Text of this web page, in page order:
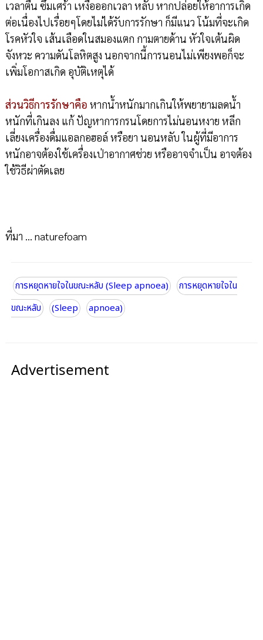
เวลาตื่น ซึมเศร้า เหงื่อออกเวลา หลับ หากปล่อยให้อาการเกิด
ต่อเนื่องไปเรื่อยๆโดยไม่ได้รับการรักษา ก็มีแนว โน้มที่จะเกิด
โรคหัวใจ เส้นเลือดในสมองแตก กามตายด้าน หัวใจเต้นผิด
จังหวะ ความดันโลหิตสูง นอกจากนี้การนอนไม่เพียงพอก็จะ
เพิ่มโอกาสเกิด อุบัติเหตุได้
ส่วนวิธีการรักษาคือ หากน้ำหนักมากเกินให้พยายามลดน้ำ
หนักที่เกินลง แก้ ปัญหาการกรนโดยการไม่นอนหงาย หลีก
เลี่ยงเครื่องดื่มแอลกอฮอล์ หรือยา นอนหลับ ในผู้ที่มีอาการ
หนักอาจต้องใช้เครื่องเป่าอากาศช่วย หรืออาจจำเป็น อาจต้อง
ใช้วิธีผ่าตัดเลย
ที่มา ... naturefoam
การหยุดหายใจในขณะหลับ (Sleep apnoea)
การหยุดหายใจใน
ขณะหลับ
(Sleep apnoea)
Advertisement